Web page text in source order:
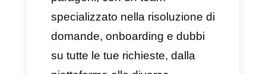
avanzate capaci di informare
correntemente sullo stato della
tua attività.